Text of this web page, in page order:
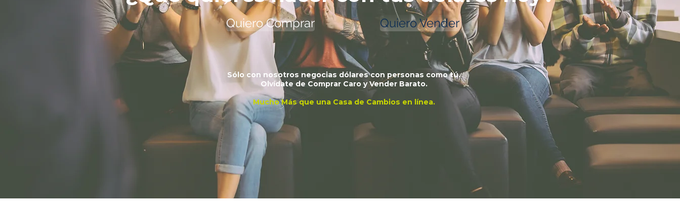
Quiero Comprar Quiero Vender
Sólo con nosotros negocias dólares con personas como tú.
Olvídate de Comprar Caro y Vender Barato.
Mucho Más que una Casa de Cambios en línea.